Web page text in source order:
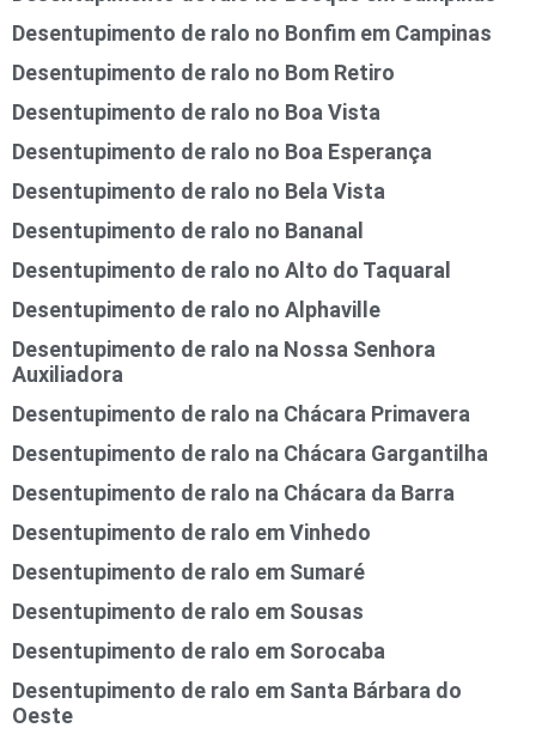
Desentupimento de ralo no Bonfim em Campinas
Desentupimento de ralo no Bom Retiro
Desentupimento de ralo no Boa Vista
Desentupimento de ralo no Boa Esperança
Desentupimento de ralo no Bela Vista
Desentupimento de ralo no Bananal
Desentupimento de ralo no Alto do Taquaral
Desentupimento de ralo no Alphaville
Desentupimento de ralo na Nossa Senhora
Auxiliadora
Desentupimento de ralo na Chácara Primavera
Desentupimento de ralo na Chácara Gargantilha
Desentupimento de ralo na Chácara da Barra
Desentupimento de ralo em Vinhedo
Desentupimento de ralo em Sumaré
Desentupimento de ralo em Sousas
Desentupimento de ralo em Sorocaba
Desentupimento de ralo em Santa Bárbara do
Oeste